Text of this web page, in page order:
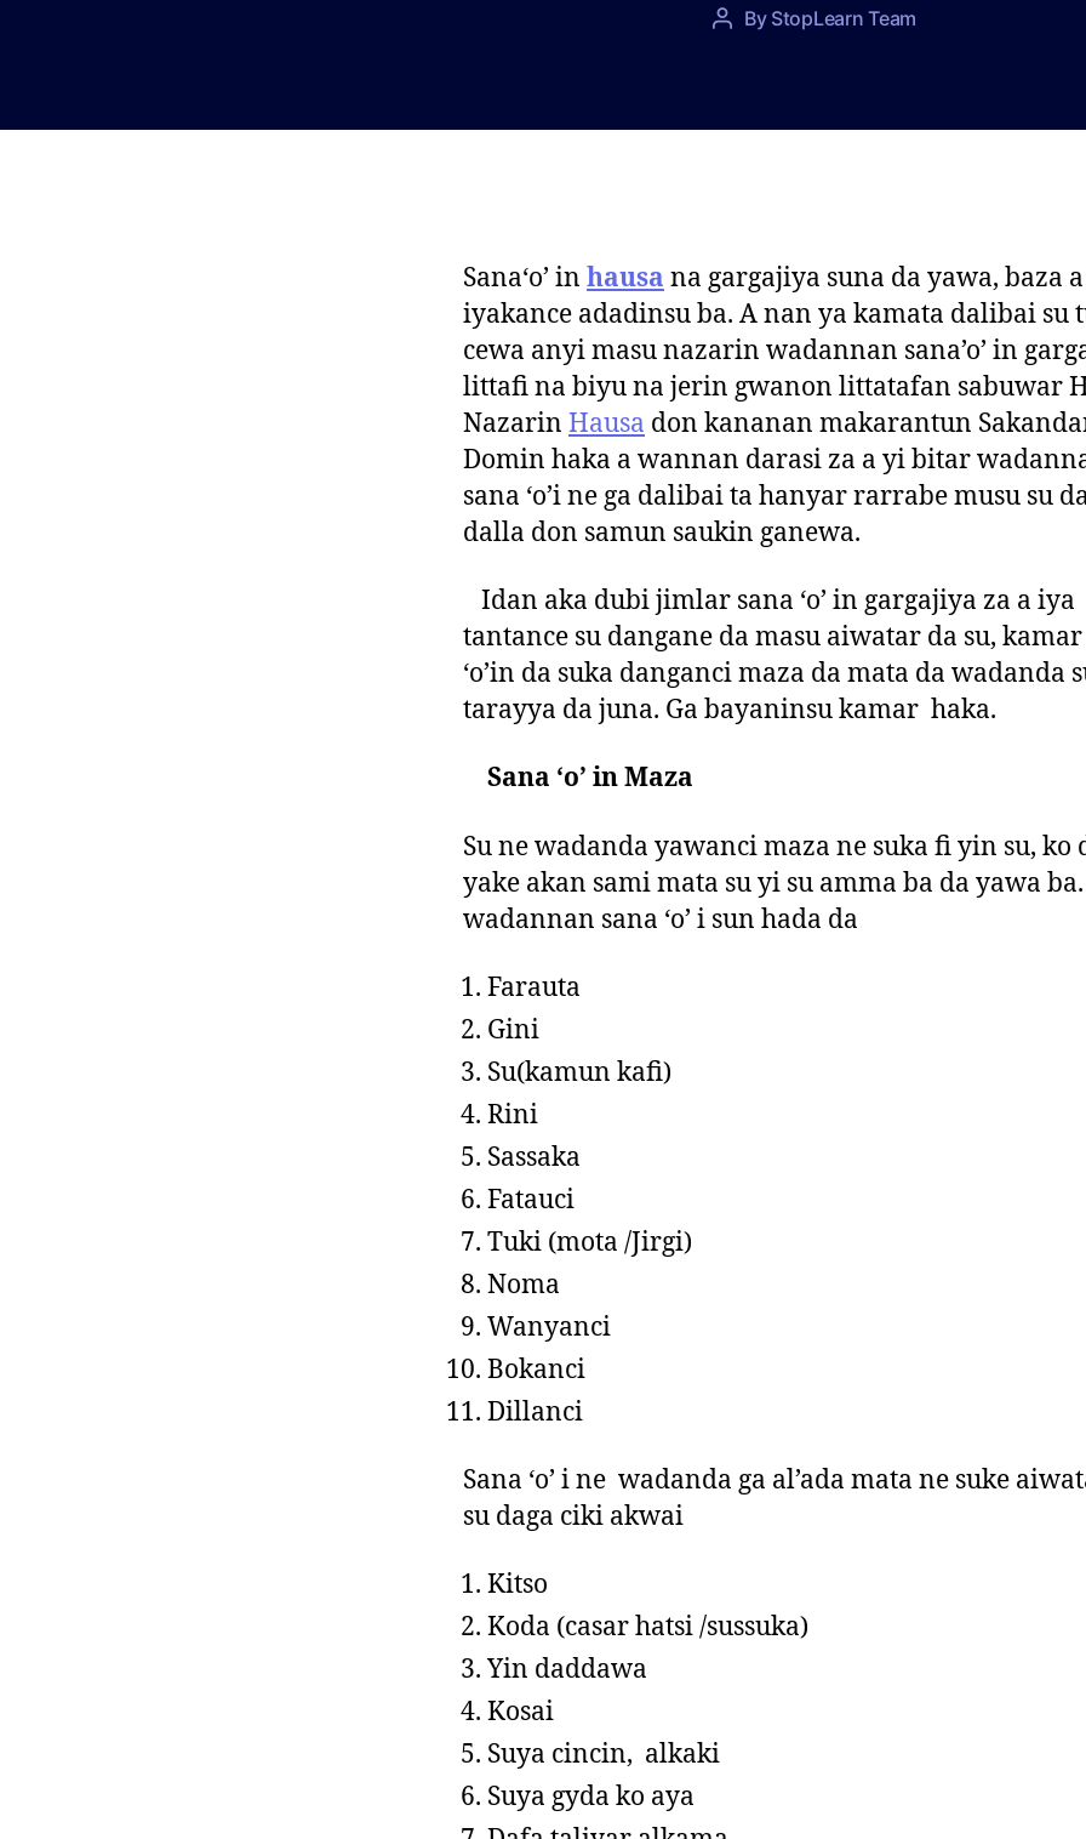
P
a
r
By StopLearn Team
Sana‘o’ in hausa na gargajiya suna da yawa, baza
iyakance adadinsu ba. A nan ya kamata dalibai su
cewa anyi masu nazarin wadannan sana’o’ in
littafi na biyu na jerin gwanon littatafan sabuwar
Nazarin Hausa don kananan makarantun
Domin haka a wannan darasi za a yi bitar
sana ‘o’i ne ga dalibai ta hanyar rarrabe musu su
dalla don samun saukin ganewa.
Idan aka dubi jimlar sana ‘o’ in gargajiya za a iya
tantance su dangane da masu aiwatar da su, kamar
‘o’in da suka danganci maza da mata da wadanda
tarayya da juna. Ga bayaninsu kamar haka.
Sana ‘o’ in Maza
Su ne wadanda yawanci maza ne suka fi yin su, ko
yake akan sami mata su yi su amma ba da yawa
wadannan sana ‘o’ i sun hada da
Farauta
Gini
Su(kamun kafi)
Rini
Sassaka
Fatauci
Tuki (mota /Jirgi)
Noma
Wanyanci
Bokanci
Dillanci
Sana ‘o’ i ne wadanda ga al’ada mata ne suke
su daga ciki akwai
Kitso
Koda (casar hatsi /sussuka)
Yin daddawa
Kosai
Suya cincin, alkaki
Suya gyda ko aya